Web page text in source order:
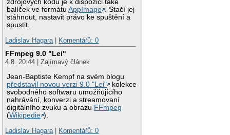
zdrojových kódů je k dispozici také
balíček ve formátuAppImage . Stačí jej
stáhnout, nastavit právo ke spuštění a
spustit.
Ladislav Hagara
Komentářů: 0
FFmpeg 9.0 "Lei"
4.8. 20:44 | Zajímavý článek
Jean-Baptiste Kempf na svém blogu
představil novou verzi 9.0 "Lei"
kolekce
svobodného softwaru umožňujícího
nahrávání, konverzi a streamovaní
digitálního zvuku a obrazu FFmpeg
(Wikipedie ).
Ladislav Hagara
Komentářů: 0